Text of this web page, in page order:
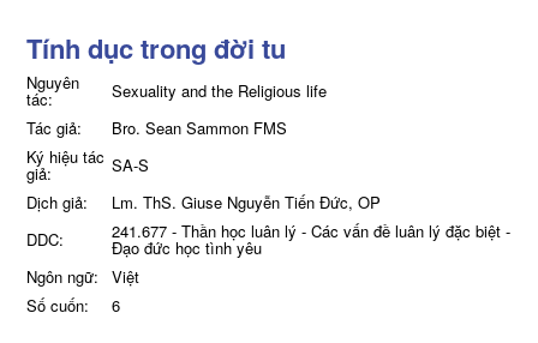
Tính dục trong đời tu
Nguyên
tác:
Sexuality and the Religious life
Tác giả:
Bro. Sean Sammon FMS
Ký hiệu tác
giả:
SA-S
Dịch giả:
Lm. ThS. Giuse Nguyễn Tiến Đức, OP
DDC:
241.677 - Thần học luân lý - Các vấn đề luân lý đặc biệt -
Đạo đức học tình yêu
Ngôn ngữ:
Việt
Số cuốn:
6